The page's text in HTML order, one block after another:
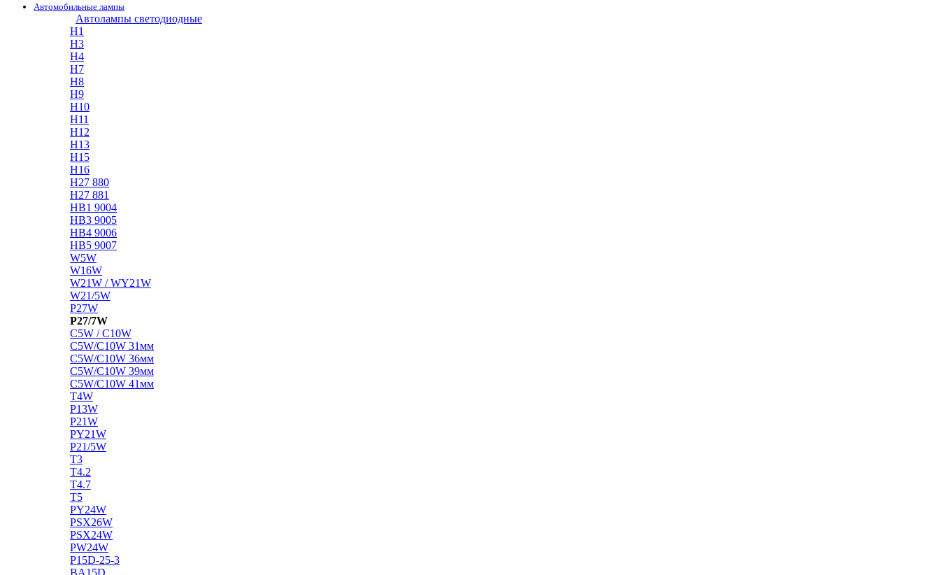
Автомобильные лампы
Автолампы светодиодные
H1
H3
H4
H7
H8
H9
H10
H11
H12
H13
H15
H16
H27 880
H27 881
HB1 9004
HB3 9005
HB4 9006
HB5 9007
W5W
W16W
W21W / WY21W
W21/5W
P27W
P27/7W
C5W / C10W
C5W/C10W 31мм
C5W/C10W 36мм
C5W/C10W 39мм
C5W/C10W 41мм
T4W
P13W
P21W
PY21W
P21/5W
T3
T4.2
T4.7
T5
PY24W
PSX26W
PSX24W
PW24W
P15D-25-3
BA15D